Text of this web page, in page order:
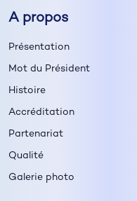
A propos
Présentation
Mot du Président
Histoire
Accréditation
Partenariat
Qualité
Galerie photo